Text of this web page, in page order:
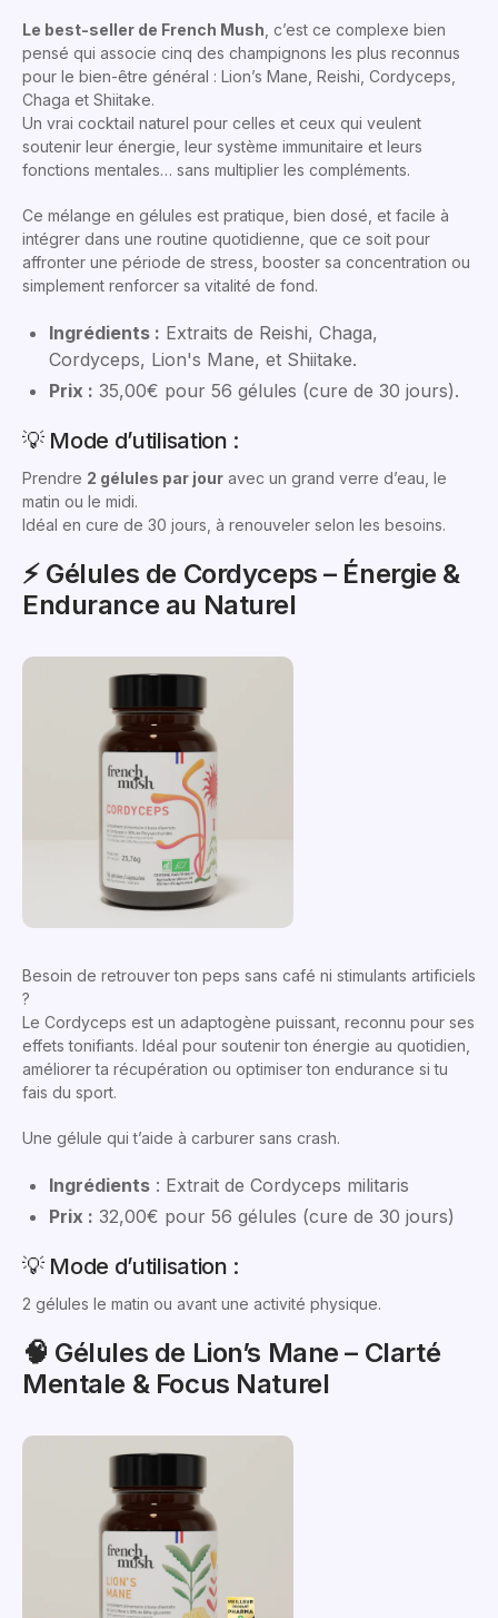
Le best-seller de French Mush, c’est ce complexe bien
pensé qui associe cinq des champignons les plus reconnus
pour le bien-être général : Lion’s Mane, Reishi, Cordyceps,
Chaga et Shiitake.
Un vrai cocktail naturel pour celles et ceux qui veulent
soutenir leur énergie, leur système immunitaire et leurs
fonctions mentales… sans multiplier les compléments.
Ce mélange en gélules est pratique, bien dosé, et facile à
intégrer dans une routine quotidienne, que ce soit pour
affronter une période de stress, booster sa concentration ou
simplement renforcer sa vitalité de fond.
Ingrédients : Extraits de Reishi, Chaga,
Cordyceps, Lion's Mane, et Shiitake.
Prix : 35,00€ pour 56 gélules (cure de 30 jours).
💡 Mode d’utilisation :
Prendre 2 gélules par jour avec un grand verre d’eau, le
matin ou le midi.
Idéal en cure de 30 jours, à renouveler selon les besoins.
⚡️ Gélules de Cordyceps – Énergie &
Endurance au Naturel
Besoin de retrouver ton peps sans café ni stimulants artificiels
?
Le Cordyceps est un adaptogène puissant, reconnu pour ses
effets tonifiants. Idéal pour soutenir ton énergie au quotidien,
améliorer ta récupération ou optimiser ton endurance si tu
fais du sport.
Une gélule qui t’aide à carburer sans crash.
Ingrédients : Extrait de Cordyceps militaris
Prix : 32,00€ pour 56 gélules (cure de 30 jours)
💡 Mode d’utilisation :
2 gélules le matin ou avant une activité physique.
🧠 Gélules de Lion’s Mane – Clarté
Mentale & Focus Naturel